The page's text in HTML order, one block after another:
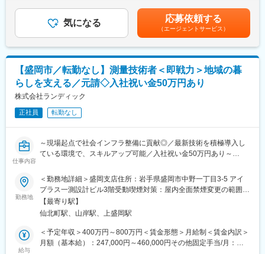
※技術スペシャリストとしてのキャリアも選択可能です。
ルタント・補償コンサルタント・GIS分野までインフラをトータル
に支える技術者集団です。UAV・3次元モデル・CIMへの対応な
ど、「新しい技術を現場で使い切る」ことを重視しています。
■ランドワークGについて：
ランドワークグループは、建設コンサルタント事業をはじめ、墓
石小売、不動産、建築石材、貿易など多角的に展開する企業グル
ープです。
東北を中心に15社が連携し、技術・ノウハウを共有しています
◎「いわて子育てにやさしい企業」認定。育児と両立しやすい職
場環境
■業務詳細：
◇ボーリング調査の計画・管理
◇地質踏査・現地調査
◇報告書作成
◇斜面安定解析
◇防災・減災関連調査
◇発注者（官公庁・民間企業）との打合せ
■ポジションの魅力：
◇元請として発注者と直接折衝するため、調査計画から解析・提
◇道路・橋梁・河川砂防など、地域の暮らしを支える公共インフ
ラの安全性を地盤面から支えます
その他固定手当：・住宅手当8,000円～20,000円・資格手当5,000
円～20,000円賃金はあくまでも目安の金額であり、選考を通じて
上下する可能性があります。月給(月額)は固定手当を含めた表記で
す。
気になる 応募依頼する
（エージェントサービス）
【盛岡市／転勤なし】測量技術者＜即戦力＞地域の暮
らしを支える／元請◇入社祝い金50万円あり
株式会社ランディック
正社員 転勤なし
仕事内容
～現場起点で社会インフラ整備に貢献◎／最新技術を積極導入し
ている環境で、スキルアップ可能／入社祝い金50万円あり～
■ポジションの魅力：
◎入社祝い金50万円あり
◎3Dレーザースキャナー・UAV測量・BIM/CIM、生成AI活用等の
最新技術を推進中
◎年間休日125日・月平均残業15時間。暮らしと仕事の両立を実
◎技術士・RCCM保有者が多数在籍と、切磋琢磨できる技術者集
団
勤務地
＜勤務地詳細＞盛岡支店住所：岩手県盛岡市中野一丁目3-5 アイ
プラス一測設計ビル3階受動喫煙対策：屋内全面禁煙変更の範囲：
会社の定める事業所
【最寄り駅】
仙北町駅、山岸駅、上盛岡駅
給与
＜予定年収＞400万円～800万円＜賃金形態＞月給制＜賃金内訳＞
月額（基本給）：247,000円～460,000円その他固定手当/月：